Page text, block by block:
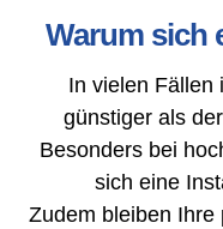
Warum sich
In vielen Fällen
günstiger als
Besonders bei
sich eine
Zudem bleiben Ihre